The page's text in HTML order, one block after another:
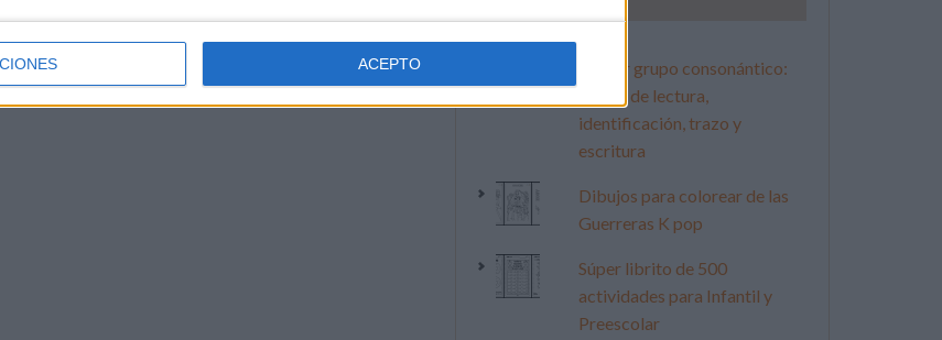
ACEPTO
Primer grupo consonántico:
Fichas de lectura,
identificación, trazo y
escritura
Dibujos para colorear de las
Guerreras K pop
Súper librito de 500
actividades para Infantil y
Preescolar